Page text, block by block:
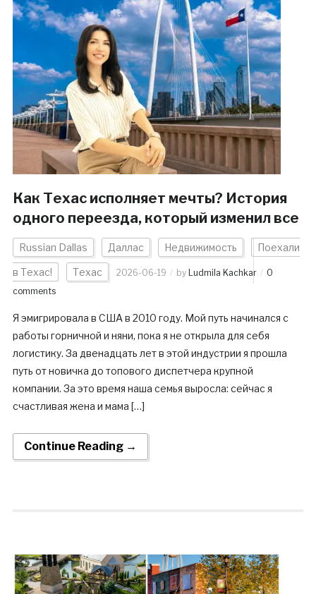
Как Техас исполняет мечты? История
одного переезда, который изменил все
Russian Dallas Даллас Недвижимость Поехали
в Техас! Техас 2026-06-19 by Ludmila Kachkar
0
comments
Я эмигрировала в США в 2010 году. Мой путь начинался с
работы горничной и няни, пока я не открыла для себя
логистику. За двенадцать лет в этой индустрии я прошла
путь от новичка до топового диспетчера крупной
компании. За это время наша семья выросла: сейчас я
счастливая жена и мама […]
Continue Reading →